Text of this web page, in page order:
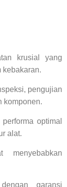
krusial yang
kebakaran.
pengujian
komponen.
optimal
alat.
menyebabkan
garansi